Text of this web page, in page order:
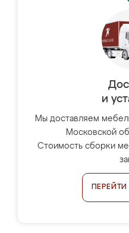
и
Мы доставляем
Московской
Стоимость сборки